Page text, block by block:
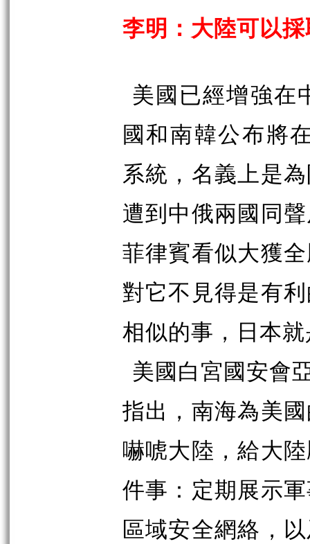
李明：大陸可以
美國已經增強在
國和南韓公布將
系統，名義上是
遭到中俄兩國同
菲律賓看似大獲
對它不見得是有
相似的事，日本
美國白宮國安會
指出，南海為美
嚇唬大陸，給大
件事：定期展示
區域安全網絡，